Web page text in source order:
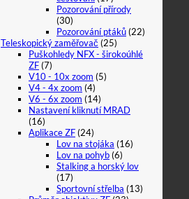
Pozorování přírody
(30)
Pozorování ptáků(22)
Teleskopický zaměřovač (25)
Puškohledy NFX - širokoúhlé
ZF(7)
V10 - 10x zoom (5)
V4 - 4x zoom (4)
V6 - 6x zoom (14)
Nastavení kliknutí MRAD
(16)
Aplikace ZF(24)
Lov na stojáka (16)
Lov na pohyb(6)
Stalking a horský lov
(17)
Sportovní střelba (13)